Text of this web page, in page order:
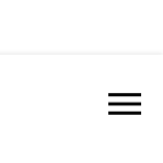
thuis